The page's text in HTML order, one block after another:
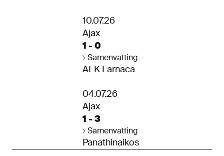
10.07.26
Ajax
1 - 0
AEK Larnaca
Samenvatting
04.07.26
Ajax
1 - 3
Panathinaikos
Samenvatting